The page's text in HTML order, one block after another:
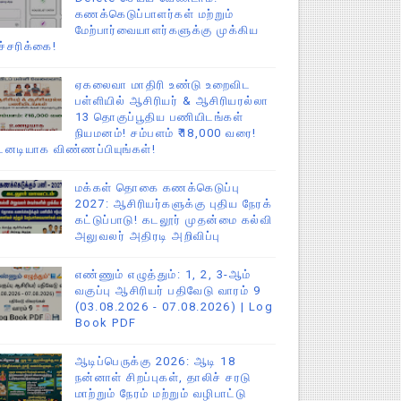
கணக்கெடுப்பாளர்கள் மற்றும்
மேற்பார்வையாளர்களுக்கு முக்கிய
ஏகலைவா மாதிரி உண்டு உறைவிட
பள்ளியில் ஆசிரியர் & ஆசிரியரல்லா
13 தொகுப்பூதிய பணியிடங்கள்
நியமனம்! சம்பளம் ₹18,000 வரை!
விண்ணப்பியுங்கள்!
மக்கள் தொகை கணக்கெடுப்பு
2027: ஆசிரியர்களுக்கு புதிய நேரக்
கட்டுப்பாடு! கடலூர் முதன்மை கல்வி
அலுவலர் அதிரடி அறிவிப்பு
எண்ணும் எழுத்தும்: 1, 2, 3-ஆம்
வகுப்பு ஆசிரியர் பதிவேடு வாரம் 9
(03.08.2026 - 07.08.2026) | Log
Book PDF
ஆடிப்பெருக்கு 2026: ஆடி 18
நன்னாள் சிறப்புகள், தாலிச் சரடு
மாற்றும் நேரம் மற்றும் வழிபாட்டு